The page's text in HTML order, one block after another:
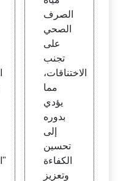
ز المغ
رب
الصرف
الصحي
على
تجنب
الاختناقات،
مما
يؤدي
بدوره
إلى
تحسين
الكفاءة
وتعزيز